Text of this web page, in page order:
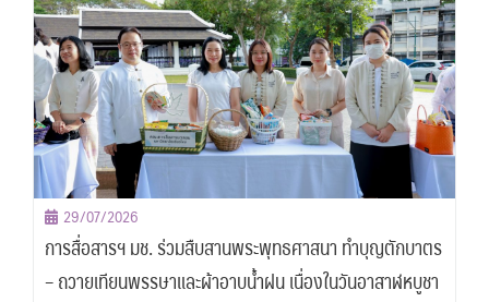
29/07/2026
การสื่อสารฯ มช. ร่วมสืบสานพระพุทธศาสนา ทำบุญตักบาตร
– ถวายเทียนพรรษาและผ้าอาบน้ำฝน เนื่องในวันอาสาฬหบูชา